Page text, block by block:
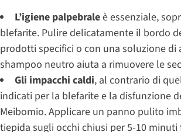
L’igiene palpebraleè essenziale,
blefarite. Pulire delicatamente il bordo
prodotti specifici o con una soluzione di
shampoo neutro aiuta a rimuovere le
Gli impacchi caldi, al contrario di
indicati per la blefarite e la disfunzione
Meibomio. Applicare un panno pulito
tiepida sugli occhi chiusi per 5-10 minuti